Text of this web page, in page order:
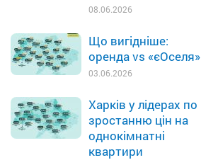
08.06.2026
Що вигідніше:
оренда vs «єОселя»
03.06.2026
Харків у лідерах по
зростанню цін на
однокімнатні
квартири